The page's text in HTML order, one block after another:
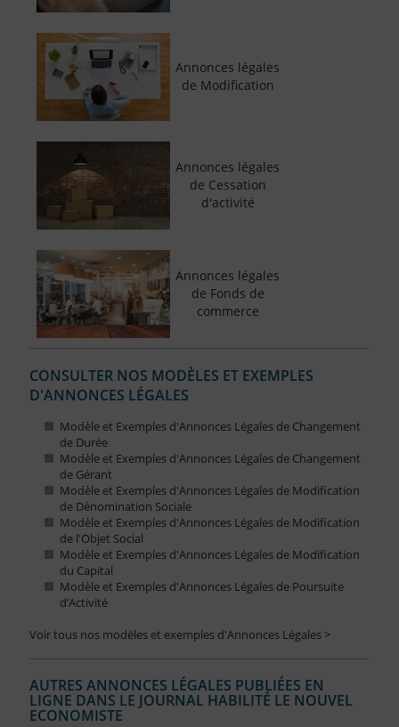
Annonces légales
de Modification
Annonces légales
de Cessation
d'activité
Annonces légales
de Fonds de
commerce
CONSULTER NOS MODÈLES ET EXEMPLES
D'ANNONCES LÉGALES
Modèle et Exemples d'Annonces Légales de Changement
de Durée
Modèle et Exemples d'Annonces Légales de Changement
de Gérant
Modèle et Exemples d'Annonces Légales de Modification
de Dénomination Sociale
Modèle et Exemples d'Annonces Légales de Modification
de l'Objet Social
Modèle et Exemples d'Annonces Légales de Modification
du Capital
Modèle et Exemples d'Annonces Légales de Poursuite
d’Activité
Voir tous nos modèles et exemples d'Annonces Légales >
AUTRES ANNONCES LÉGALES PUBLIÉES EN
LIGNE DANS LE JOURNAL HABILITÉ LE NOUVEL
ECONOMISTE